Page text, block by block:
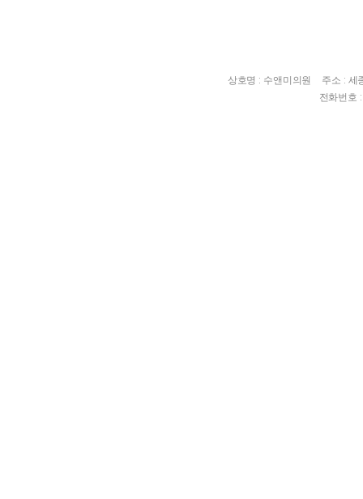
상호명 : 수앤미의원
주소 : 세
전화번호